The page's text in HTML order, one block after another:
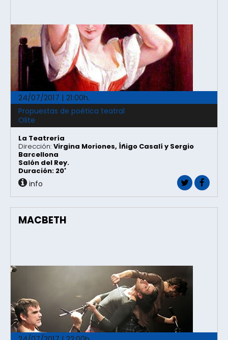
24/07/2017 | 21:00h.
Propuestas de poética teatral
Olite
La Teatrería
Dirección: Virgina Moriones, Íñigo Casalí y Sergio
Barcellona
Salón del Rey.
Duración: 20'
info
MACBETH